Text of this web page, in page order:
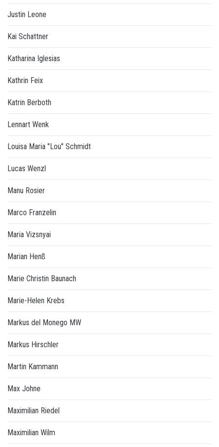
Justin Leone
Kai Schattner
Katharina Iglesias
Kathrin Feix
Katrin Berboth
Lennart Wenk
Louisa Maria "Lou" Schmidt
Lucas Wenzl
Manu Rosier
Marco Franzelin
Maria Vizsnyai
Marian Henß
Marie Christin Baunach
Marie-Helen Krebs
Markus del Monego MW
Markus Hirschler
Martin Kammann
Max Johne
Maximilian Riedel
Maximilian Wilm